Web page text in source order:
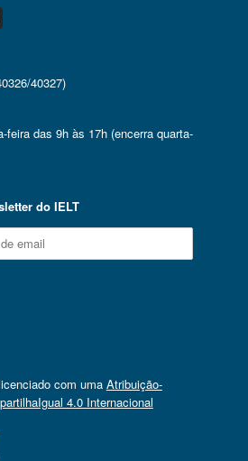
40327)
feira das 9h às 17h (encerra quarta-
do IELT
com uma Atribuição-
4.0 Internacional